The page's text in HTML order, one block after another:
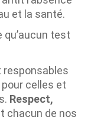
et la santé.
qu’aucun test
responsables
celles et
Respect,
chacun de nos